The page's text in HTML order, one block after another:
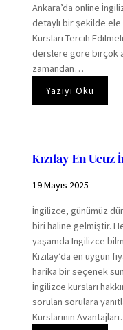
Ankara’da online
detaylı bir şekilde ele
Kursları Tercih
derslere göre birçok
zamandan…
Yazıyı Oku
Ankara
Kursu
Kızılay En
19 Mayıs 2025
İngilizce, günümüz
biri haline gelmiştir.
yaşamda İngilizce
Kızılay’da en uygun
harika bir seçenek
İngilizce kursları
sorulan sorulara
Kurslarının